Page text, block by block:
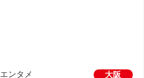
エンタメ 大阪